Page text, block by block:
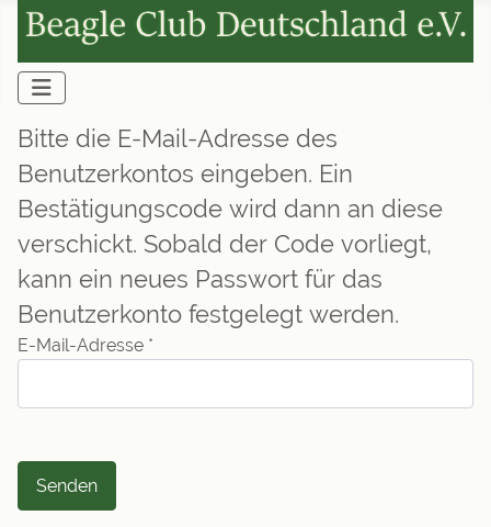
Bitte die E-Mail-Adresse des
Benutzerkontos eingeben. Ein
Bestätigungscode wird dann an diese
verschickt. Sobald der Code vorliegt,
kann ein neues Passwort für das
Benutzerkonto festgelegt werden.
E-Mail-Adresse *
Senden